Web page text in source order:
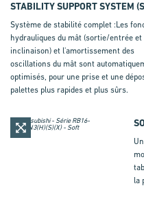
STABILITY SUPPORT SYSTEM
Système de stabilité complet :Les
hydrauliques du mât (sortie/entrée et
inclinaison) et l'amortissement des
oscillations du mât sont
optimisés, pour une prise et une
palettes plus rapides et plus sûrs.
la